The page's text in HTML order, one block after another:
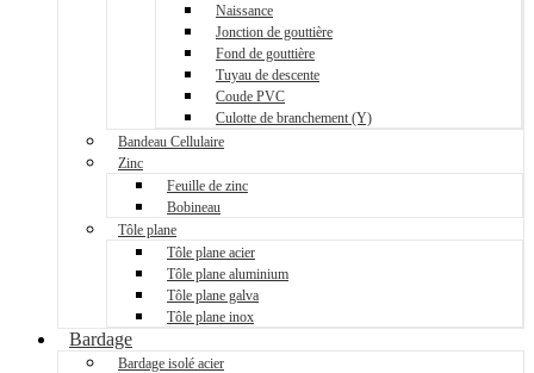
Naissance
Jonction de gouttière
Fond de gouttière
Tuyau de descente
Coude PVC
Culotte de branchement (Y)
Bandeau Cellulaire
Zinc
Feuille de zinc
Bobineau
Tôle plane
Tôle plane acier
Tôle plane aluminium
Tôle plane galva
Tôle plane inox
Bardage
Bardage isolé acier